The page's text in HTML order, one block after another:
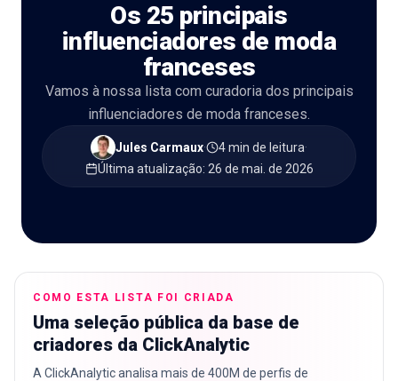
Ferramentas
gratuitas
🇵🇹 PT
Os 25 principais
influenciadores de moda
franceses
Vamos à nossa lista com curadoria dos principais
influenciadores de moda franceses.
Jules Carmaux· 4 min de leitura·
Última atualização: 26 de mai. de 2026
COMO ESTA LISTA FOI CRIADA
Uma seleção pública da base de
criadores da ClickAnalytic
A ClickAnalytic analisa mais de 400M de perfis de